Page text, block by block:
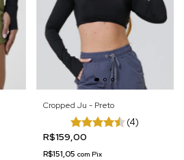
Cropped Ju - Preto
(4)
R$159,00
R$151,05 com Pix